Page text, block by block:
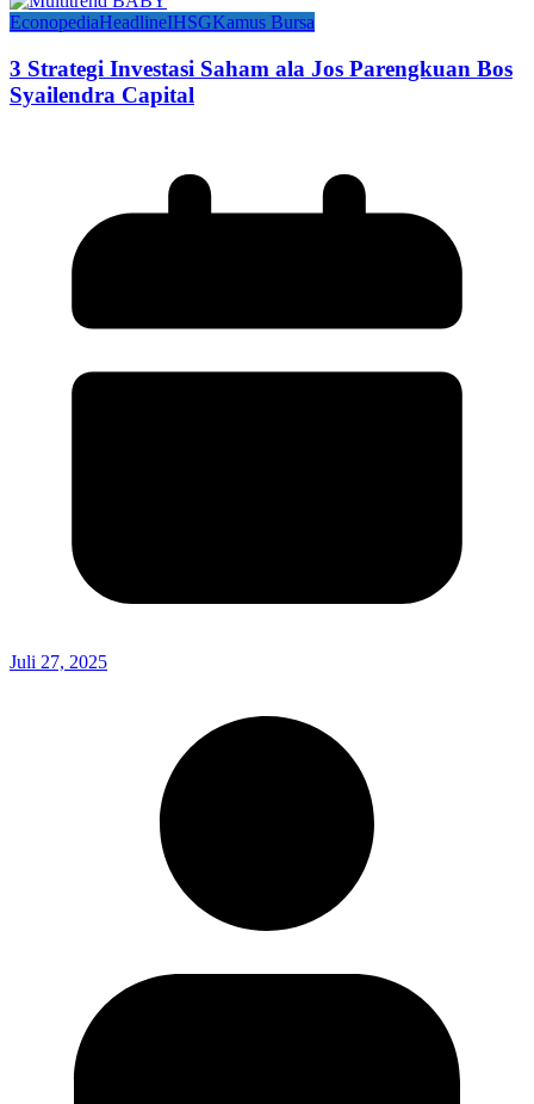
EconopediaHeadlineIHSGKamus Bursa
3 Strategi Investasi Saham ala Jos Parengkuan Bos
Syailendra Capital
Juli 27, 2025